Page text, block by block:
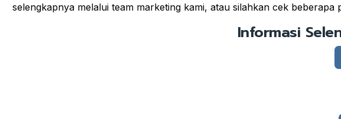
selengkapnya melalui team marketing kami, atau silahkan cek beberapa
Informasi